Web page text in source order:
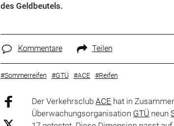
des Geldbeutels.
Kommentare Teilen
#Sommerreifen #GTÜ #ACE #Reifen
Der VerkehrsclubACE hat in
Überwachungsorganisation GTÜ neun